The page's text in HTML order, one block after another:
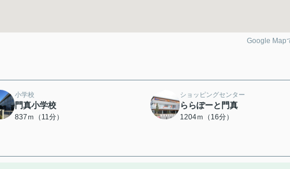
Google Map
小学校
門真小学校
837ｍ（11分）
ショッピングセンター
ららぽーと門真
1204ｍ（16分）